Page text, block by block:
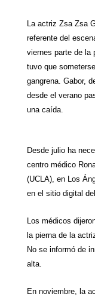
a
t
s
A
p
l
e
g
r
a
i
t
t
e
La actriz Zsa Zsa
referente del
viernes parte de la
tuvo que
gangrena. Gabor,
desde el verano
una caída.
Desde julio ha
centro médico
(UCLA), en Los
en el sitio digital
Los médicos
la pierna de la
No se informó de
alta.
En noviembre, la